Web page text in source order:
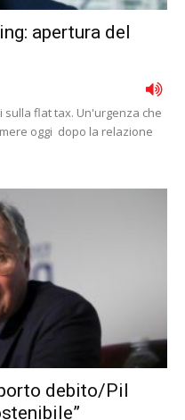
apertura del
sulla flat tax. Un'urgenza che
oggi dopo la relazione
debito/Pil